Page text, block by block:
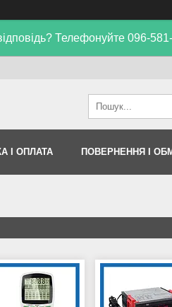
Телефонуйте 096-
І ОПЛАТА ПОВЕРНЕННЯ І